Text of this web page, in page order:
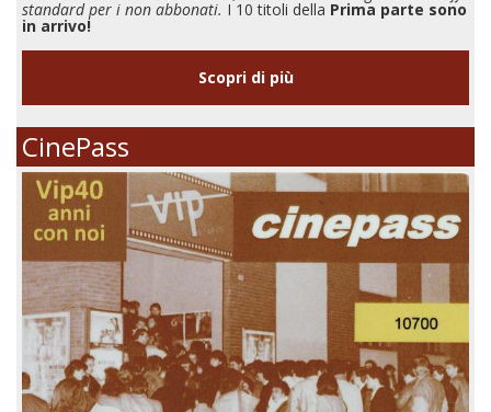
standard per i non abbonati. I 10 titoli della Prima parte sono
in arrivo!
Scopri di più
CinePass